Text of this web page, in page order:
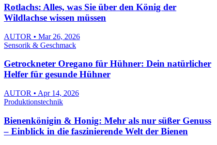
Rotlachs: Alles, was Sie über den König der
Wildlachse wissen müssen
AUTOR • Mar 26, 2026
Sensorik & Geschmack
Getrockneter Oregano für Hühner: Dein natürlicher
Helfer für gesunde Hühner
AUTOR • Apr 14, 2026
Produktionstechnik
Bienenkönigin & Honig: Mehr als nur süßer Genuss
– Einblick in die faszinierende Welt der Bienen